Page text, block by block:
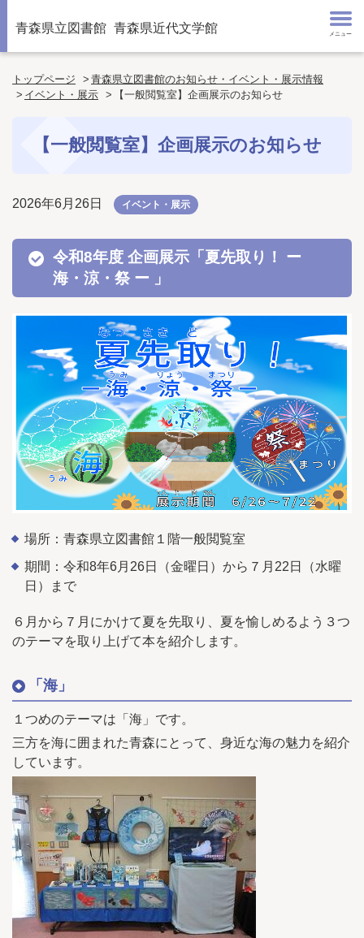
青森県立図書館 青森県近代文学館 メニュー
トップページ
青森県立図書館のお知らせ・イベント・展示情報
イベント・展示
【一般閲覧室】企画展示のお知らせ
【一般閲覧室】企画展示のお知らせ
2026年6月26日 イベント・展示
令和8年度 企画展示「夏先取り！ ー
海・涼・祭 ー 」
場所：青森県立図書館１階一般閲覧室
期間：令和8年6月26日（金曜日）から７月22日（水曜
日）まで
６月から７月にかけて夏を先取り、夏を愉しめるよう３つ
のテーマを取り上げて本を紹介します。
「海」
１つめのテーマは「海」です。
三方を海に囲まれた青森にとって、身近な海の魅力を紹介
しています。